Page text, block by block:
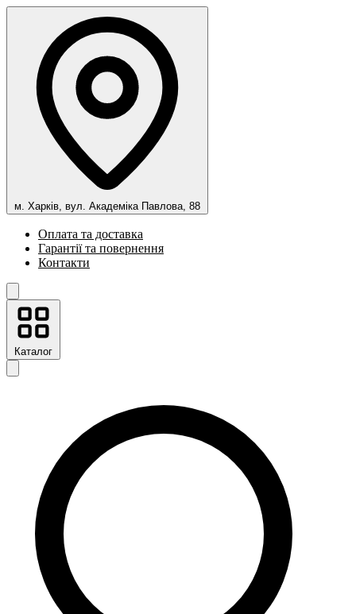
м. Харків, вул. Академіка Павлова, 88
Оплата та доставка
Гарантії та повернення
Контакти
Каталог